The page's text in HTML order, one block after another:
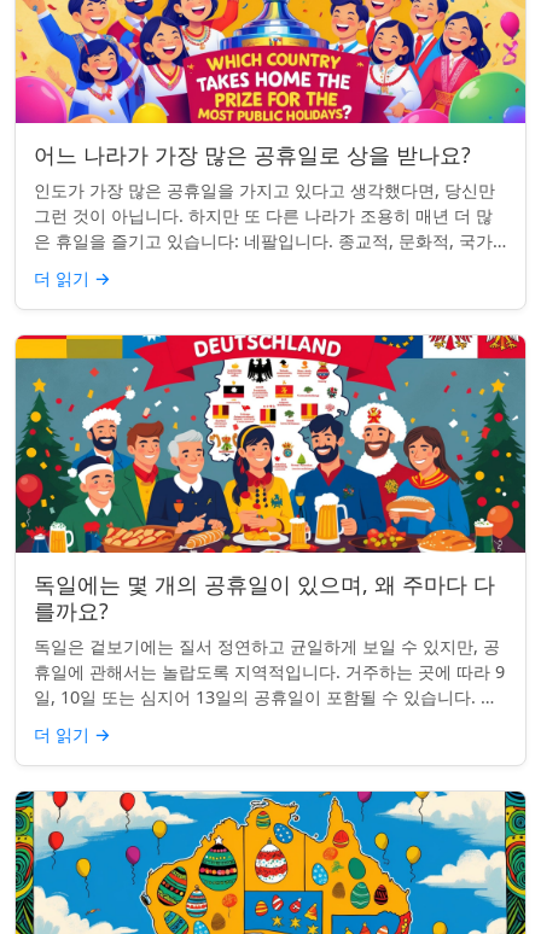
어느 나라가 가장 많은 공휴일로 상을 받나요?
인도가 가장 많은 공휴일을 가지고 있다고 생각했다면, 당신만
그런 것이 아닙니다. 하지만 또 다른 나라가 조용히 매년 더 많
은 휴일을 즐기고 있습니다: 네팔입니다. 종교적, 문화적, 국가
적 기념일이 혼합된 네팔은 현...
더 읽기 →
독일에는 몇 개의 공휴일이 있으며, 왜 주마다 다
를까요?
독일은 겉보기에는 질서 정연하고 균일하게 보일 수 있지만, 공
휴일에 관해서는 놀랍도록 지역적입니다. 거주하는 곳에 따라 9
일, 10일 또는 심지어 13일의 공휴일이 포함될 수 있습니다. 왜
그런 걸까요? 간단한 통찰...
더 읽기 →